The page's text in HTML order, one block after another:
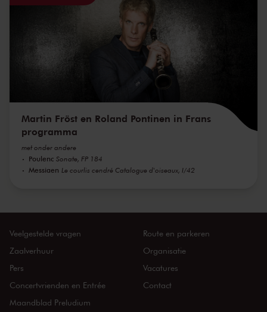
Martin Fröst en Roland Pontinen in Frans
programma
met onder andere
Poulenc Sonate, FP 184
Messiaen Le courlis cendré Catalogue d'oiseaux, I/42
Veelgestelde vragen
Zaalverhuur
Pers
Concertvrienden en Entrée
Maandblad Preludium
Route en parkeren
Organisatie
Vacatures
Contact